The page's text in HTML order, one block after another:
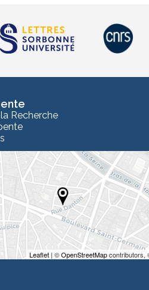
Recherche
Leaflet | ©OpenStreetMapcontributors,